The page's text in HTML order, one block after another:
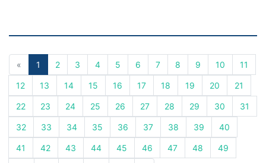
« 1 2 3 4 5 6 7 8 9 10 11
12 13 14 15 16 17 18 19 20 21
22 23 24 25 26 27 28 29 30 31
32 33 34 35 36 37 38 39 40
41 42 43 44 45 46 47 48 49